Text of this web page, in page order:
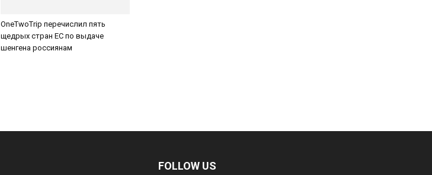
OneTwoTrip перечислил пять
щедрых стран ЕС по выдаче
шенгена россиянам
FOLLOW US